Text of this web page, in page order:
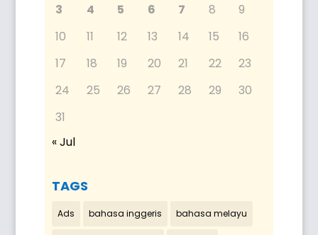
3
4 5 6 7 8
9
10
11 12 13 14 15
16
17
18 19 20 21 22
23
24
25 26 27 28 29
30
31
« Jul
TAGS
Ads bahasa inggeris bahasa melayu